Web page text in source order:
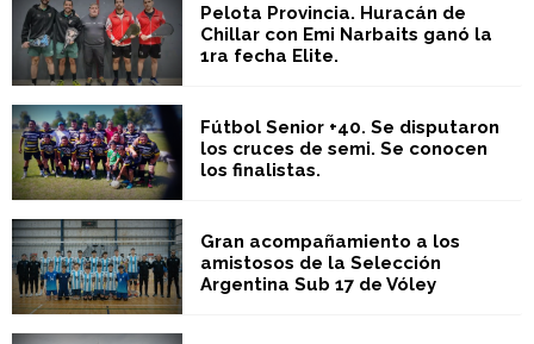
Pelota Provincia. Huracán de
Chillar con Emi Narbaits ganó la
1ra fecha Elite.
Fútbol Senior +40. Se disputaron
los cruces de semi. Se conocen
los finalistas.
Gran acompañamiento a los
amistosos de la Selección
Argentina Sub 17 de Vóley